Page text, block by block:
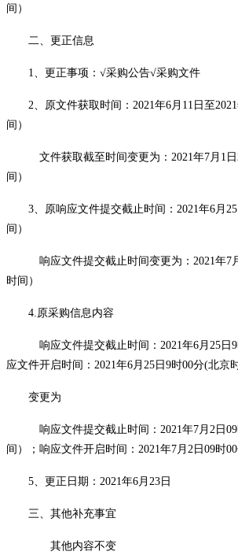
间）
二、更正信息
1、更正事项： √采购公告√采购文件
2、原文件获取时间：2021年6月11日至
间）
文件获取截至时间变更为： 2021年7月 1 日
间）
3、原响应文件提交截止时间： 2021年6月
间）
响应文件提交截止时间变更为： 2021年7
时间）
4.原采购信息内容
响应文件提交截止时间： 2021年6月25日
应文件开启时间：2021年6月25日9时00分(北京
变更为
响应文件提交截止时间： 2021年7月 2 日
间）； 响应文件开启时间： 2021年7月 2 日 09时
5、更正日期：2021年6月23日
三、其他补充事宜
其他内容不变